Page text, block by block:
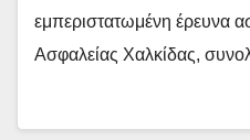
εμπεριστατωμένη έρευνα
Ασφαλείας Χαλκίδας,